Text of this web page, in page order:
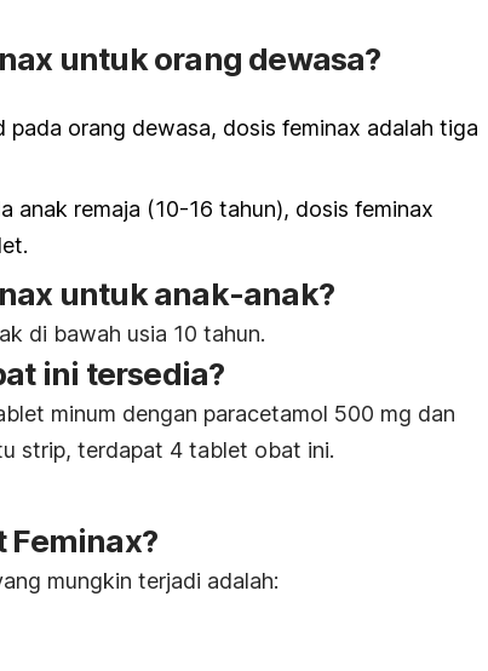
untuk orang dewasa?
pada orang dewasa, dosis feminax adalah tiga
anak remaja (10-16 tahun), dosis feminax
untuk anak-anak?
di bawah usia 10 tahun.
ini tersedia?
minum dengan paracetamol 500 mg dan
strip, terdapat 4 tablet obat ini.
Feminax?
mungkin terjadi adalah: